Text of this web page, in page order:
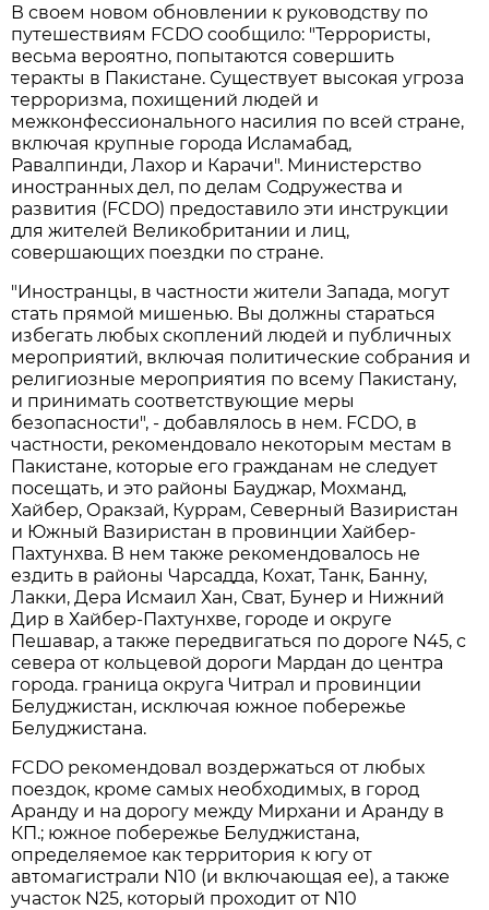
В своем новом обновлении к руководству по
путешествиям FCDO сообщило: "Террористы,
весьма вероятно, попытаются совершить
теракты в Пакистане. Существует высокая угроза
терроризма, похищений людей и
межконфессионального насилия по всей стране,
включая крупные города Исламабад,
Равалпинди, Лахор и Карачи". Министерство
иностранных дел, по делам Содружества и
развития (FCDO) предоставило эти инструкции
для жителей Великобритании и лиц,
совершающих поездки по стране.
"Иностранцы, в частности жители Запада, могут
стать прямой мишенью. Вы должны стараться
избегать любых скоплений людей и публичных
мероприятий, включая политические собрания и
религиозные мероприятия по всему Пакистану,
и принимать соответствующие меры
безопасности", - добавлялось в нем. FCDO, в
частности, рекомендовало некоторым местам в
Пакистане, которые его гражданам не следует
посещать, и это районы Бауджар, Мохманд,
Хайбер, Оракзай, Куррам, Северный Вазиристан
и Южный Вазиристан в провинции Хайбер-
Пахтунхва. В нем также рекомендовалось не
ездить в районы Чарсадда, Кохат, Танк, Банну,
Лакки, Дера Исмаил Хан, Сват, Бунер и Нижний
Дир в Хайбер-Пахтунхве, городе и округе
Пешавар, а также передвигаться по дороге N45, с
севера от кольцевой дороги Мардан до центра
города. граница округа Читрал и провинции
Белуджистан, исключая южное побережье
Белуджистана.
FCDO рекомендовал воздержаться от любых
поездок, кроме самых необходимых, в город
Аранду и на дорогу между Мирхани и Аранду в
КП.; южное побережье Белуджистана,
определяемое как территория к югу от
автомагистрали N10 (и включающая ее), а также
участок N25, который проходит от N10